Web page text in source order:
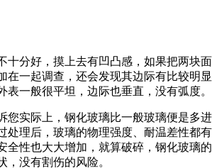
联系我们
十分好，摸上去有凹凸感，如果把两块面
在一起调查，还会发现其边际有比较明显
表一般很平坦，边际也垂直，没有弧度。
您实际上，钢化玻璃比一般玻璃便是多进
处理后，玻璃的物理强度、耐温差性都有
全性也大大增加，就算破碎，钢化玻璃的
，没有割伤的风险。